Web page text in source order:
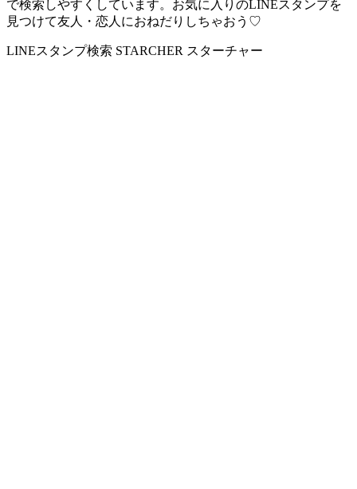
で検索しやすくしています。お気に入りのLINEスタンプを
見つけて友人・恋人におねだりしちゃおう♡
LINEスタンプ検索 STARCHER スターチャー